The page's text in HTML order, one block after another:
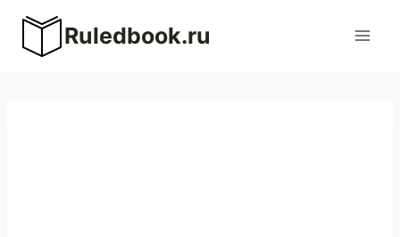
Перейти
содержимому
Ruledbook.ru